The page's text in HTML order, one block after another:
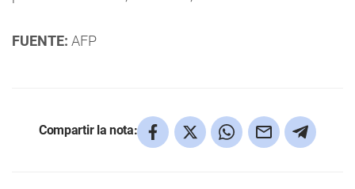
FUENTE: AFP
Compartir la nota: